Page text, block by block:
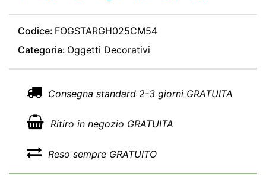
Codice: FOGSTARGH025CM54
Categoria: Oggetti Decorativi
Consegna standard 2-3 giorni GRATUITA
Ritiro in negozio GRATUITA
Reso sempre GRATUITO